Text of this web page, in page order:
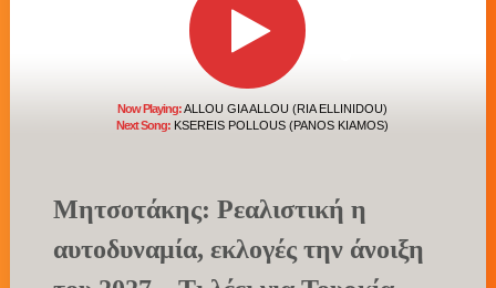
Now Playing:ALLOU GIA ALLOU (RIA ELLINIDOU)
Next Song: KSEREIS POLLOUS (PANOS KIAMOS)
Μητσοτάκης: Ρεαλιστική η
αυτοδυναμία, εκλογές την άνοιξη